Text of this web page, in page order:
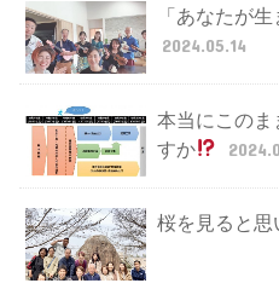
「あなたが
2024.05.14
本当にこのま
すか
桜を見ると思